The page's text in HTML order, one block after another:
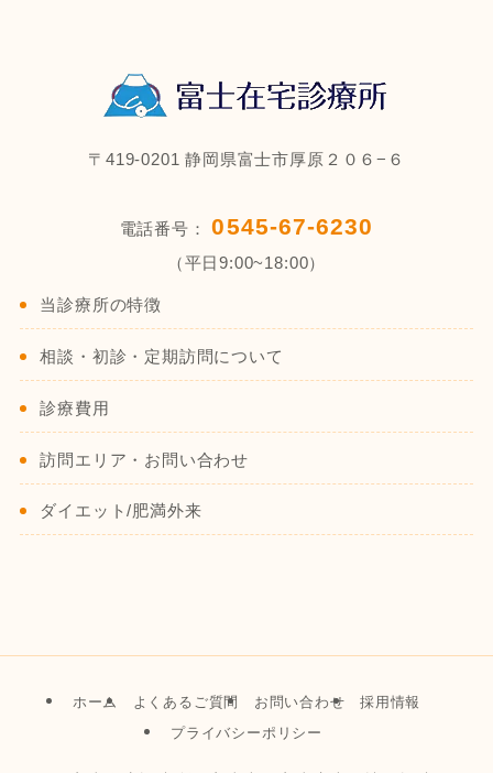
〒419-0201 静岡県富士市厚原２０６−６
電話番号：0545-67-6230
（平日9:00~18:00）
当診療所の特徴
相談・初診・定期訪問について
診療費用
訪問エリア・お問い合わせ
ダイエット/肥満外来
ホーム よくあるご質問 お問い合わせ
採用情報
プライバシーポリシー